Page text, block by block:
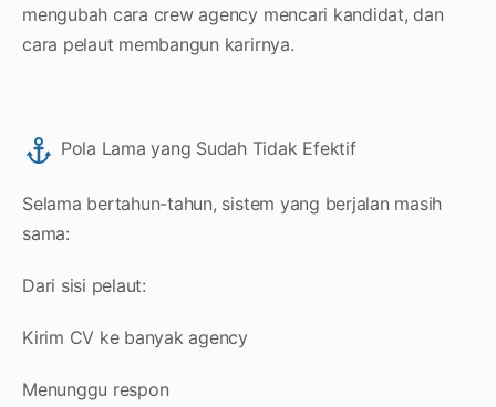
mengubah cara crew agency mencari kandidat, dan
cara pelaut membangun karirnya.
Pola Lama yang Sudah Tidak Efektif
Selama bertahun-tahun, sistem yang berjalan masih
sama:
Dari sisi pelaut:
Kirim CV ke banyak agency
Menunggu respon